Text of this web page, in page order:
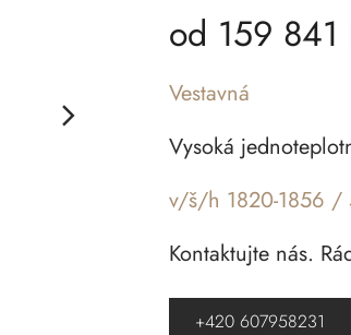
od 159 841
Vestavná
Vysoká
v/š/h 1820-1856
Kontaktujte nás.
+420 607958231